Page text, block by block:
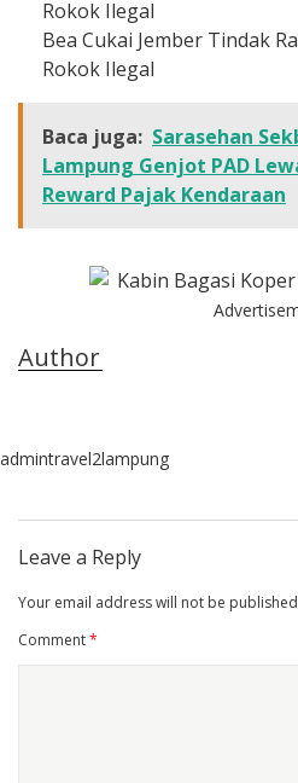
Bea Cukai Jember Tindak
Rokok Ilegal
Baca juga: Sarasehan
Lampung Genjot PAD
Reward Pajak Kendaraan
Author
admintravel2lampung
Leave a Reply
Your email address will not be
Comment*